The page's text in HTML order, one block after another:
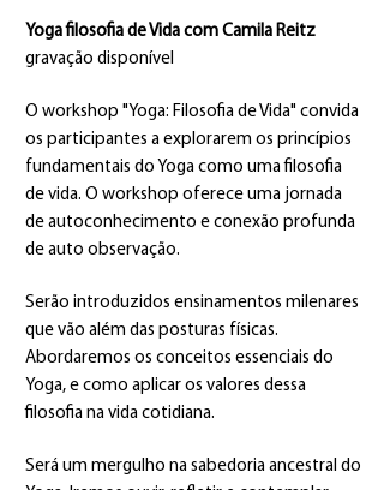
Yoga filosofia de Vida com Camila Reitz
gravação disponível
O workshop "Yoga: Filosofia de Vida" convida
os participantes a explorarem os princípios
fundamentais do Yoga como uma filosofia
de vida. O workshop oferece uma jornada
de autoconhecimento e conexão profunda
de auto observação.
Serão introduzidos ensinamentos milenares
que vão além das posturas físicas.
Abordaremos os conceitos essenciais do
Yoga, e como aplicar os valores dessa
filosofia na vida cotidiana.
Será um mergulho na sabedoria ancestral do